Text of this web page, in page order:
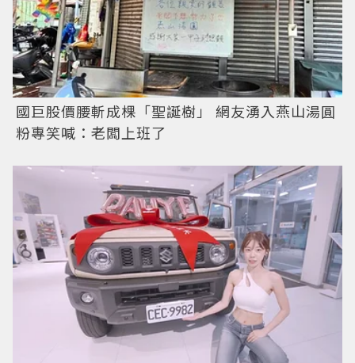
國巨股價腰斬成棵「聖誕樹」 網友湧入燕山湯圓
粉專笑喊：老闆上班了